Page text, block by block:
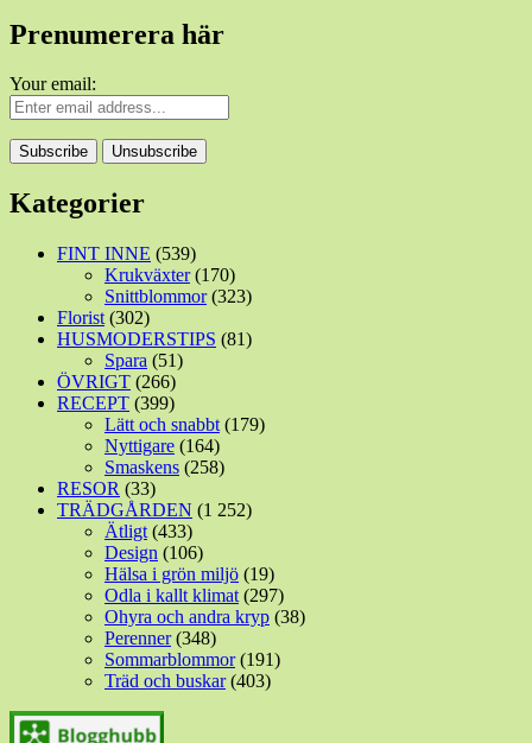
Prenumerera här
Your email:
Kategorier
FINT INNE (539)
Krukväxter(170)
Snittblommor(323)
Florist (302)
HUSMODERSTIPS (81)
Spara (51)
ÖVRIGT (266)
RECEPT (399)
Lätt och snabbt (179)
Nyttigare (164)
Smaskens (258)
RESOR (33)
TRÄDGÅRDEN (1 252)
Ätligt (433)
Design (106)
Hälsa i grön miljö (19)
Odla i kallt klimat (297)
Ohyra och andra kryp (38)
Perenner(348)
Sommarblommor(191)
Träd och buskar(403)